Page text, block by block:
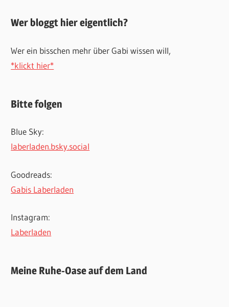
Wer bloggt hier eigentlich?
Wer ein bisschen mehr über Gabi wissen will,
*klickt hier*
Bitte folgen
Blue Sky:
laberladen.bsky.social
Goodreads:
Gabis Laberladen
Instagram:
Laberladen
Meine Ruhe-Oase auf dem Land